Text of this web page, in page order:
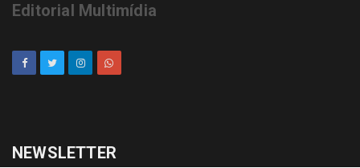
Editorial Multimídia
NEWSLETTER